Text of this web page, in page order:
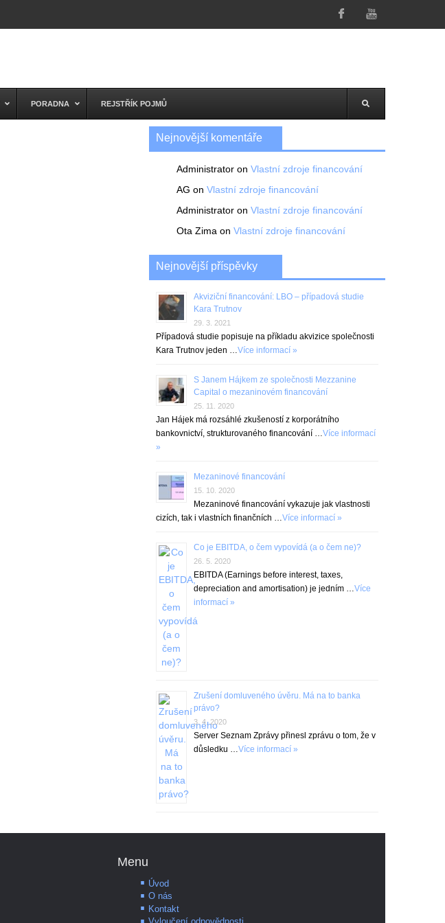
PORADNA REJSTŘÍK POJMŮ
Nejnovější komentáře
Administrator on Vlastní zdroje financování
AG on Vlastní zdroje financování
Administrator on Vlastní zdroje financování
Ota Zima on Vlastní zdroje financování
Nejnovější příspěvky
Akviziční financování: LBO – případová studie
Kara Trutnov
29. 3. 2021
Případová studie popisuje na příkladu akvizice společnosti
Kara Trutnov jeden … Více informací »
S Janem Hájkem ze společnosti Mezzanine
Capital o mezaninovém financování
25. 11. 2020
Jan Hájek má rozsáhlé zkušeností z korporátního
bankovnictví, strukturovaného financování … Více informací
»
Mezaninové financování
15. 10. 2020
Mezaninové financování vykazuje jak vlastnosti
cizích, tak i vlastních finančních … Více informací »
Co je EBITDA, o čem vypovídá (a o čem ne)?
26. 5. 2020
EBITDA (Earnings before interest, taxes,
depreciation and amortisation) je jedním … Více
informací »
Zrušení domluveného úvěru. Má na to banka
právo?
3. 4. 2020
Server Seznam Zprávy přinesl zprávu o tom, že v
důsledku … Více informací »
Menu
Úvod
O nás
Kontakt